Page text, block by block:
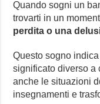
Quando sogni un
trovarti in un
perdita o una
Questo sogno
significato diverso a
anche le situazioni
insegnamenti e